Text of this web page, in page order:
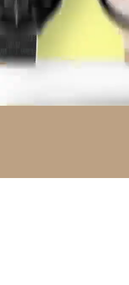
Li e aceito a Política
dos meus dados